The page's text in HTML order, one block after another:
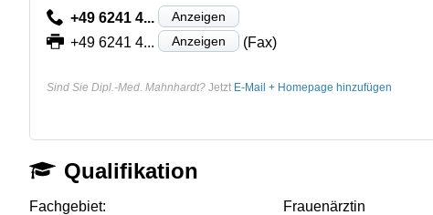
+49 6241 4... Anzeigen
+49 6241 4... Anzeigen (Fax)
Sind Sie Dipl.-Med. Mahnhardt? Jetzt E-Mail + Homepage hinzufügen
Qualifikation
Fachgebiet:
Frauenärztin